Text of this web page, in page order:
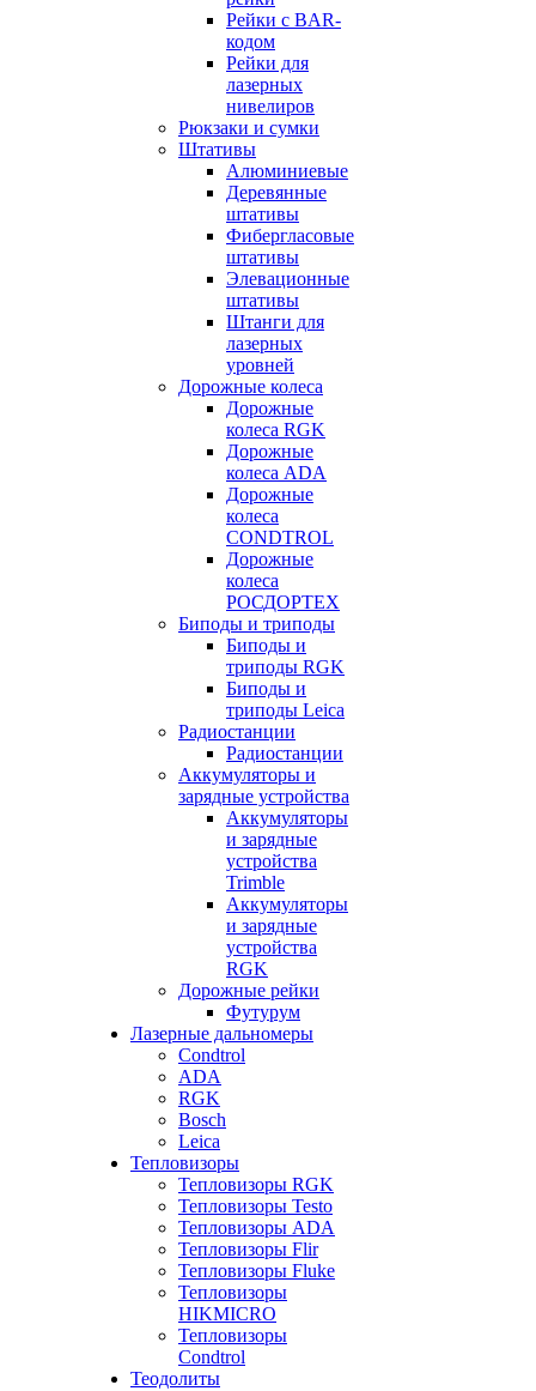
Рейки с BAR-
кодом
Рейки для
лазерных
нивелиров
Рюкзаки и сумки
Штативы
Алюминиевые
Деревянные
штативы
Фибергласовые
штативы
Элевационные
штативы
Штанги для
лазерных
уровней
Дорожные колеса
Дорожные
колеса RGK
Дорожные
колеса ADA
Дорожные
колеса
CONDTROL
Дорожные
колеса
РОСДОРТЕХ
Биподы и триподы
Биподы и
триподы RGK
Биподы и
триподы Leica
Радиостанции
Радиостанции
Аккумуляторы и
зарядные устройства
Аккумуляторы
и зарядные
устройства
Trimble
Аккумуляторы
и зарядные
устройства
RGK
Дорожные рейки
Футурум
Лазерные дальномеры
Condtrol
ADA
RGK
Bosch
Leica
Тепловизоры
Тепловизоры RGK
Тепловизоры Testo
Тепловизоры ADA
Тепловизоры Flir
Тепловизоры Fluke
Тепловизоры
HIKMICRO
Тепловизоры
Condtrol
Теодолиты